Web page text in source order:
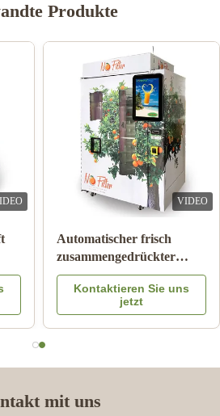
Produkte
VIDEO
Automatischer frisch
zusammengedrückter
Orangensaft-Automat für
Werbung
Kontaktieren Sie uns
jetzt
mit uns